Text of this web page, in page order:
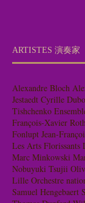
ARTISTES 演奏家
Alexandre Bloch
Jestaedt Cyrille
Tishchenko
François-Xavier Roth
Fonlupt Jean-
Les Arts Florissants
Marc Minkowski
Nobuyuki Tsujii
Lille Orchestre
Samuel Hengebaert